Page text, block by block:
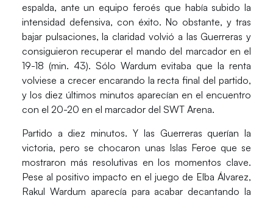
espalda, ante un equipo feroés que había subido la
intensidad defensiva, con éxito. No obstante, y tras
bajar pulsaciones, la claridad volvió a las Guerreras y
consiguieron recuperar el mando del marcador en el
19-18 (min. 43). Sólo Wardum evitaba que la renta
volviese a crecer encarando la recta final del partido,
y los diez últimos minutos aparecían en el encuentro
con el 20-20 en el marcador del SWT Arena.
Partido a diez minutos. Y las Guerreras querían la
victoria, pero se chocaron unas Islas Feroe que se
mostraron más resolutivas en los momentos clave.
Pese al positivo impacto en el juego de Elba Álvarez,
Rakul Wardum aparecía para acabar decantando la